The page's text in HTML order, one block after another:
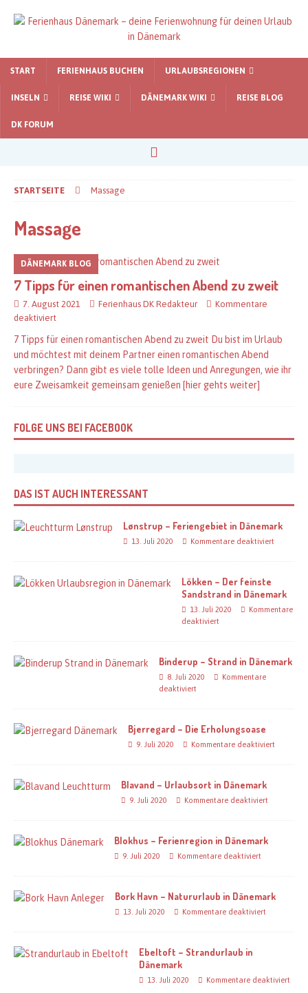
START FERIENHAUS BUCHEN URLAUBSREGIONEN
INSELN REISE WIKI DÄNEMARK WIKI REISE BLOG
DK FORUM
STARTSEITE Massage
Massage
DÄNEMARK BLOG
7 Tipps für einen romantischen Abend zu zweit
7. August 2021 Ferienhaus DK Redakteur
Kommentare
deaktiviert
7 Tipps für einen romantischen Abend zu zweit Du bist im Urlaub
und möchtest mit deinem Partner einen romantischen Abend
verbringen? Dann gibt es viele tolle Ideen und Anregungen, wie ihr
eure Zweisamkeit gemeinsam genießen [hier gehts weiter]
FOLGE UNS BEI FACEBOOK
DAS IST AUCH INTERESSANT
Lønstrup – Feriengebiet in Dänemark
13. Juli 2020 Kommentare deaktiviert
Lökken – Der feinste
Sandstrand in Dänemark
13. Juli 2020
Kommentare
deaktiviert
Binderup – Strand in Dänemark
8. Juli 2020
Kommentare
deaktiviert
Bjerregard – Die Erholungsoase
9. Juli 2020 Kommentare deaktiviert
Blavand – Urlaubsort in Dänemark
9. Juli 2020 Kommentare deaktiviert
Blokhus – Ferienregion in Dänemark
9. Juli 2020 Kommentare deaktiviert
Bork Havn – Natururlaub in Dänemark
13. Juli 2020 Kommentare deaktiviert
Ebeltoft – Strandurlaub in
Dänemark
13. Juli 2020 Kommentare deaktiviert